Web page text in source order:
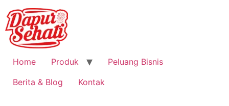
Home Produk
Peluang Bisnis
Berita & Blog
Kontak